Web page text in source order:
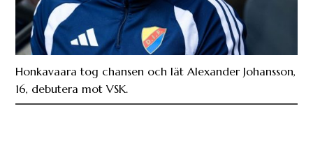
Honkavaara tog chansen och lät Alexander Johansson,
16, debutera mot VSK.